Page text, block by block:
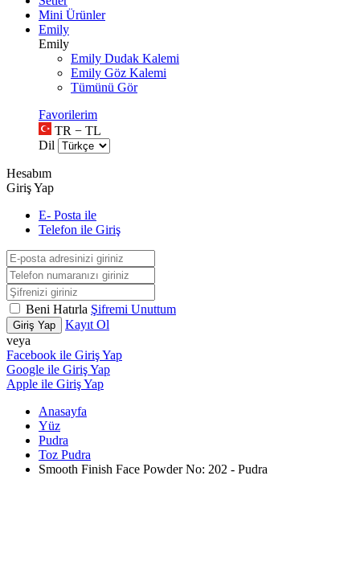
Mini Ürünler
Emily
Emily
Emily Dudak Kalemi
Emily Göz Kalemi
Tümünü Gör
Favorilerim
TR − TL
Dil
Hesabım
Giriş Yap
E- Posta ile
Telefon ile Giriş
Beni Hatırla Şifremi Unuttum
Giriş Yap
Kayıt Ol
veya
Facebook ile Giriş Yap
Google ile Giriş Yap
Apple ile Giriş Yap
Anasayfa
Yüz
Pudra
Toz Pudra
Smooth Finish Face Powder No: 202 - Pudra